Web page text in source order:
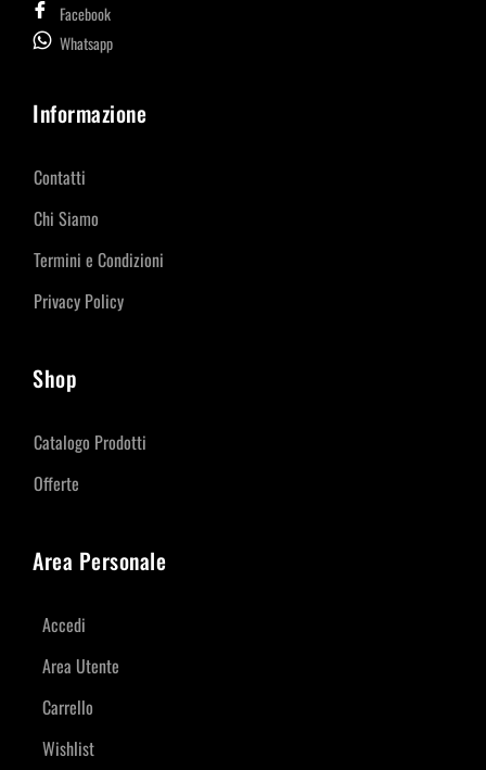
Facebook
Whatsapp
Informazione
Contatti
Chi Siamo
Termini e Condizioni
Privacy Policy
Shop
Catalogo Prodotti
Offerte
Area Personale
Accedi
Area Utente
Carrello
Wishlist